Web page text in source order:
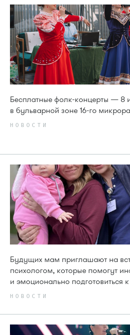
Бесплатные фолк-концерты — 8
в бульварной зоне 16-го
НОВОСТИ
Будущих мам приглашают на
психологом, которые помогут
и эмоционально
НОВОСТИ